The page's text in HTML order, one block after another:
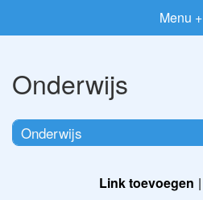
Menu +
Onderwijs
Onderwijs
Link toevoegen